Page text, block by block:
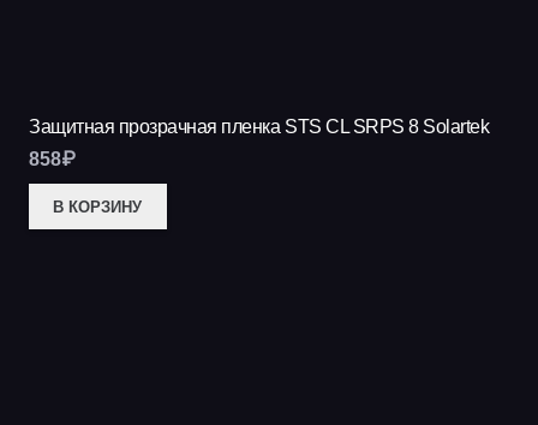
Защитная прозрачная пленка STS CL SRPS 8 Solartek
858₽
В КОРЗИНУ